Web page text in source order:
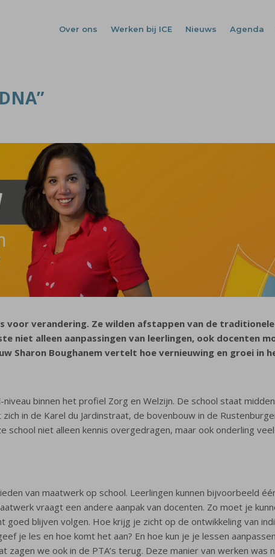
Over ons Werken bij ICE Nieuws Agenda
voor verandering. Ze wilden afstappen van de
niet alleen aanpassingen van leerlingen, ook docenten
Sharon Boughanem vertelt hoe vernieuwing en groei in
binnen het profiel Zorg en Welzijn. De school staat
in de Karel du Jardinstraat, de bovenbouw in de
niet alleen kennis overgedragen, maar ook onderling
van maatwerk op school. Leerlingen kunnen bijvoorbeeld
vraagt een andere aanpak van docenten. Zo moet je
blijven volgen. Hoe krijg je zicht op de ontwikkeling van
je les en hoe komt het aan? En hoe kun je je lessen
we ook in de PTA’s terug. Deze manier van werken was